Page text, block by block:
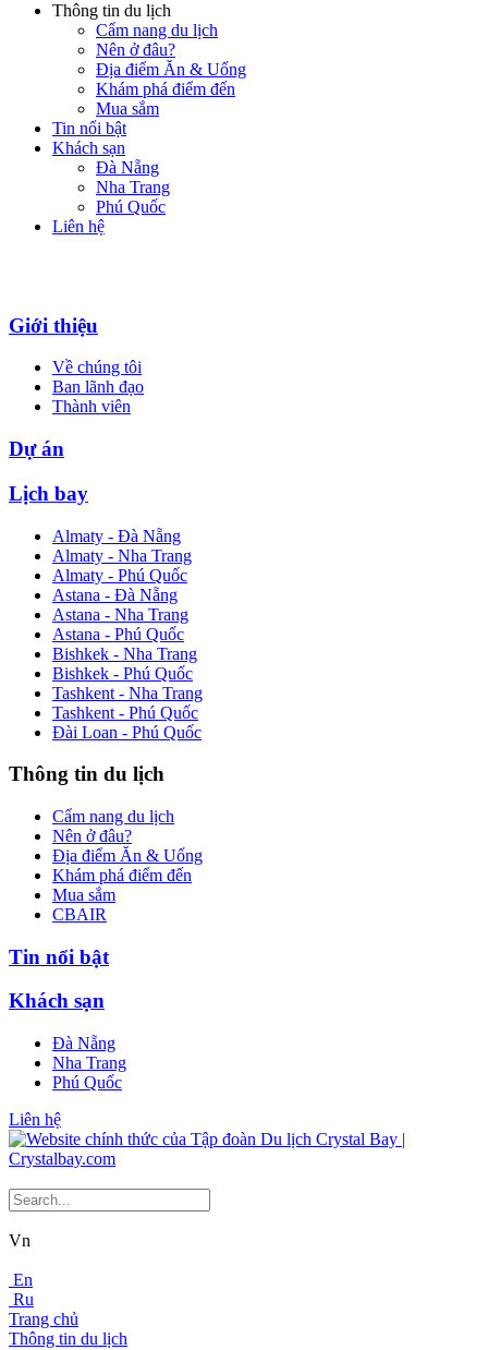
Thông tin du lịch
Cẩm nang du lịch
Nên ở đâu?
Địa điểm Ăn & Uống
Khám phá điểm đến
Mua sắm
Tin nổi bật
Khách sạn
Đà Nẵng
Nha Trang
Phú Quốc
Liên hệ
Giới thiệu
Về chúng tôi
Ban lãnh đạo
Thành viên
Dự án
Lịch bay
Almaty - Đà Nẵng
Almaty - Nha Trang
Almaty - Phú Quốc
Astana - Đà Nẵng
Astana - Nha Trang
Astana - Phú Quốc
Bishkek - Nha Trang
Bishkek - Phú Quốc
Tashkent - Nha Trang
Tashkent - Phú Quốc
Đài Loan - Phú Quốc
Thông tin du lịch
Cẩm nang du lịch
Nên ở đâu?
Địa điểm Ăn & Uống
Khám phá điểm đến
Mua sắm
CBAIR
Tin nổi bật
Khách sạn
Đà Nẵng
Nha Trang
Phú Quốc
Liên hệ
Vn
En
Ru
Trang chủ
Thông tin du lịch